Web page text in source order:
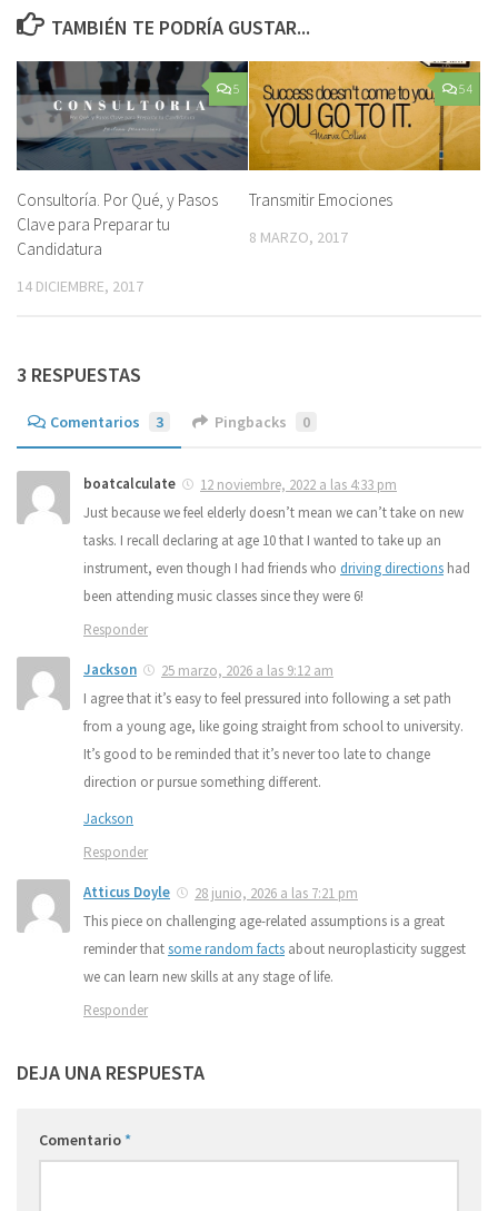
TAMBIÉN TE PODRÍA GUSTAR...
5
Consultoría. Por Qué, y Pasos
Clave para Preparar tu
Candidatura
14 DICIEMBRE, 2017
54
Transmitir Emociones
8 MARZO, 2017
3 RESPUESTAS
Comentarios 3 Pingbacks 0
boatcalculate
12 noviembre, 2022 a las 4:33 pm
Just because we feel elderly doesn’t mean we can’t take on new
tasks. I recall declaring at age 10 that I wanted to take up an
instrument, even though I had friends who driving directions had
been attending music classes since they were 6!
Responder
Jackson
25 marzo, 2026 a las 9:12 am
I agree that it’s easy to feel pressured into following a set path
from a young age, like going straight from school to university.
It’s good to be reminded that it’s never too late to change
direction or pursue something different.
Jackson
Responder
Atticus Doyle
28 junio, 2026 a las 7:21 pm
This piece on challenging age-related assumptions is a great
reminder thatsome random facts about neuroplasticity suggest
we can learn new skills at any stage of life.
Responder
DEJA UNA RESPUESTA
Comentario*